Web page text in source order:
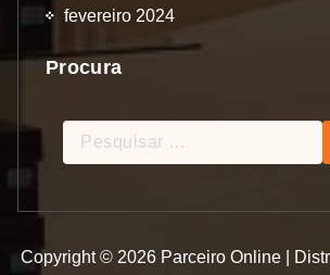
fevereiro 2024
Procura
Pesquisar
por:
Copyright © 2026 Parceiro Online |